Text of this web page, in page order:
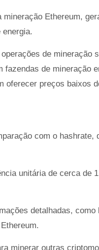
Ethereum,
energia.
de mineração
fazendas de mineração
oferecer preços baixos
com o hashrate,
unitária de cerca de
detalhadas, como
minerar outras